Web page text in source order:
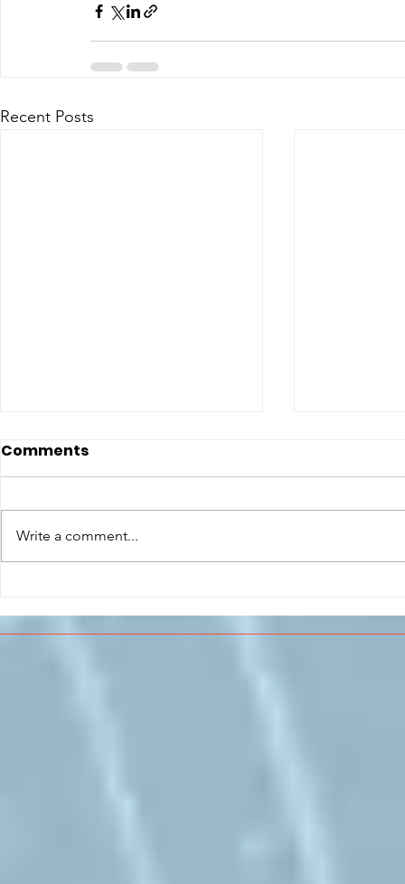
Recent Posts
PERCORSO DI
FORMAZIONE SCUOLA
superiori
Comments
Write a comment...